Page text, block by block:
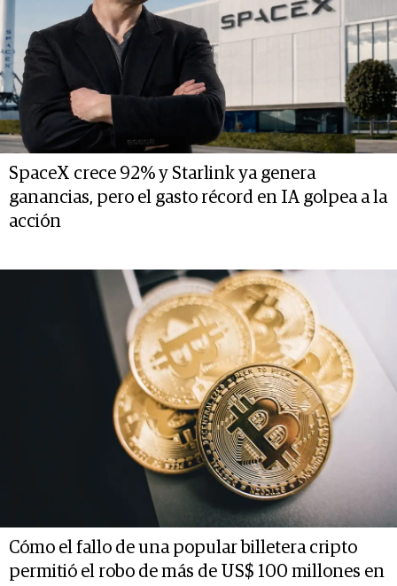
SpaceX crece 92% y Starlink ya genera
ganancias, pero el gasto récord en IA golpea a la
acción
Cómo el fallo de una popular billetera cripto
permitió el robo de más de US$ 100 millones en